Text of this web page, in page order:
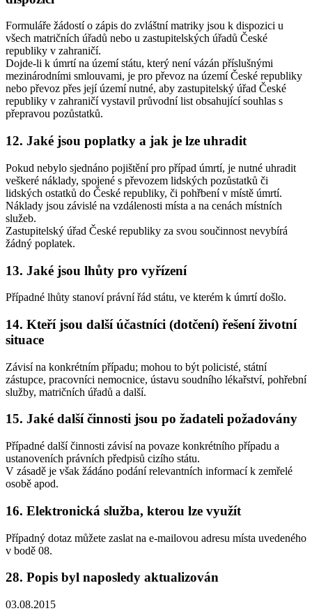
Formuláře žádostí o zápis do zvláštní matriky jsou k dispozici u
všech matričních úřadů nebo u zastupitelských úřadů České
republiky v zahraničí.
Dojde-li k úmrtí na území státu, který není vázán příslušnými
mezinárodními smlouvami, je pro převoz na území České republiky
nebo převoz přes její území nutné, aby zastupitelský úřad České
republiky v zahraničí vystavil průvodní list obsahující souhlas s
přepravou pozůstatků.
12. Jaké jsou poplatky a jak je lze uhradit
Pokud nebylo sjednáno pojištění pro případ úmrtí, je nutné uhradit
veškeré náklady, spojené s převozem lidských pozůstatků či
lidských ostatků do České republiky, či pohřbení v místě úmrtí.
Náklady jsou závislé na vzdálenosti místa a na cenách místních
služeb.
Zastupitelský úřad České republiky za svou součinnost nevybírá
žádný poplatek.
13. Jaké jsou lhůty pro vyřízení
Případné lhůty stanoví právní řád státu, ve kterém k úmrtí došlo.
14. Kteří jsou další účastníci (dotčení) řešení životní
situace
Závisí na konkrétním případu; mohou to být policisté, státní
zástupce, pracovníci nemocnice, ústavu soudního lékařství, pohřební
služby, matričních úřadů a další.
15. Jaké další činnosti jsou po žadateli požadovány
Případné další činnosti závisí na povaze konkrétního případu a
ustanoveních právních předpisů cizího státu.
V zásadě je však žádáno podání relevantních informací k zemřelé
osobě apod.
16. Elektronická služba, kterou lze využít
Případný dotaz můžete zaslat na e-mailovou adresu místa uvedeného
v bodě 08.
28. Popis byl naposledy aktualizován
03.08.2015